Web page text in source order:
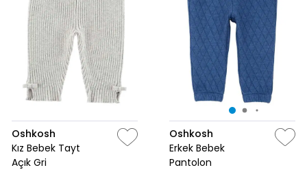
Oshkosh
Kız Bebek Tayt
Açık Gri
Oshkosh
Erkek Bebek
Pantolon